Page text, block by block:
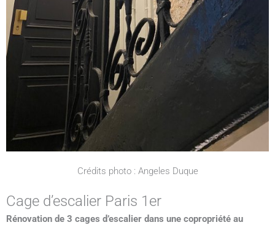
Cage d’escalier Paris 1er
Rénovation de 3 cages d’escalier dans une copropriété au
Crédits photo : Angeles Duque